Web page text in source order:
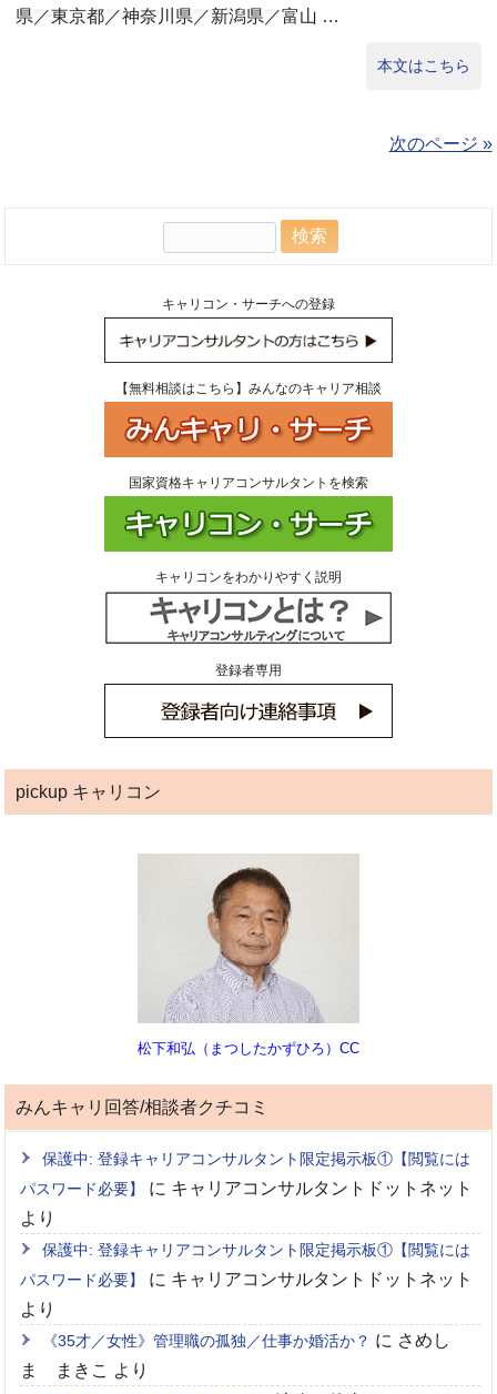
県／東京都／神奈川県／新潟県／富山 …
本文はこちら
次のページ »
キャリコン・サーチへの登録
【無料相談はこちら】みんなのキャリア相談
国家資格キャリアコンサルタントを検索
キャリコンをわかりやすく説明
登録者専用
pickup キャリコン
松下和弘（まつしたかずひろ）CC
みんキャリ回答/相談者クチコミ
保護中: 登録キャリアコンサルタント限定掲示板①【閲覧には
パスワード必要】
に キャリアコンサルタントドットネット
より
保護中: 登録キャリアコンサルタント限定掲示板①【閲覧には
パスワード必要】
に キャリアコンサルタントドットネット
より
《35才／女性》管理職の孤独／仕事か婚活か？ に さめし
ま まきこ より